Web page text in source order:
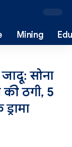
Mining
सोना
ठगी, 5